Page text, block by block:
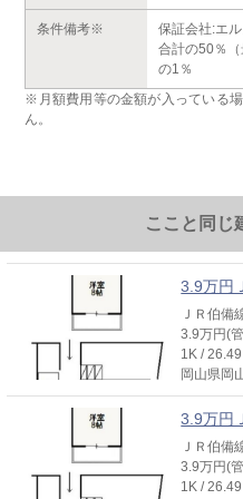
条件備考※
保証会社:エ
合計の50％
の1％
※月額費用等の金額が入っている
ん。
ここと同じ
3.9万円
ＪＲ伯備
3.9万円(
1K /
岡山県岡
3.9万円
ＪＲ伯備
3.9万円(
1K /